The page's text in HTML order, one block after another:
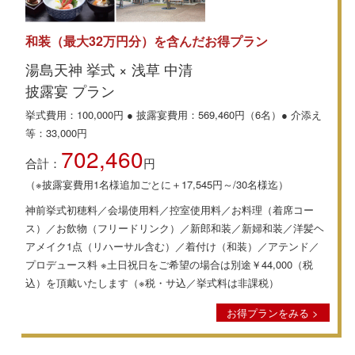
和装（最大32万円分）を含んだお得プラン
湯島天神 挙式 × 浅草 中清
披露宴 プラン
挙式費用：100,000円 ● 披露宴費用：569,460円（6名）● 介添え
等：33,000円
合計： 702,460円
（※披露宴費用1名様追加ごとに＋17,545円～/30名様迄）
神前挙式初穂料／会場使用料／控室使用料／お料理（着席コー
ス）／お飲物（フリードリンク）／新郎和装／新婦和装／洋髪ヘ
アメイク1点（リハーサル含む）／着付け（和装）／アテンド／
プロデュース料 ※土日祝日をご希望の場合は別途￥44,000（税
込）を頂戴いたします（※税・サ込／挙式料は非課税）
お得プランをみる >